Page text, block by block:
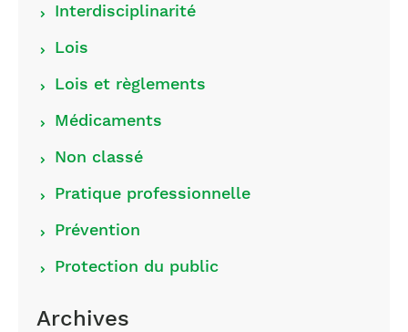
Interdisciplinarité
Lois
Lois et règlements
Médicaments
Non classé
Pratique professionnelle
Prévention
Protection du public
Archives